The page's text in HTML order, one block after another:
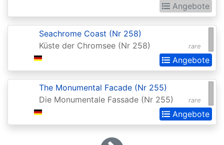
United:
Dragons
Dragons
Angebote
rare
Seachrome Coast (Nr 258)
Küste der Chromsee (Nr 258)
Angebote
rare
The Monumental Facade (Nr 255)
Die Monumentale Fassade (Nr 255)
Angebote